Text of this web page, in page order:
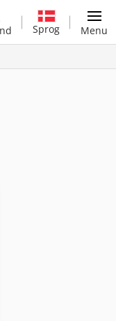
Sprog Menu